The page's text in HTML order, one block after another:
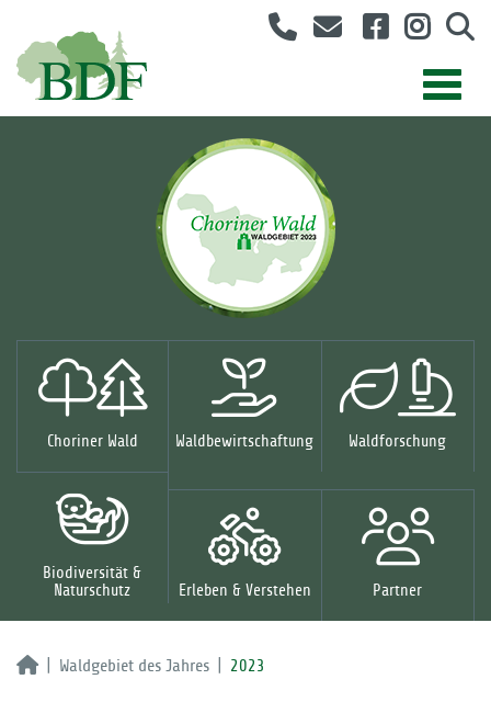
Choriner Wald Waldbewirtschaftung Waldforschung
Biodiversität &
Naturschutz
Erleben & Verstehen Partner
Waldgebiet des Jahres 2023